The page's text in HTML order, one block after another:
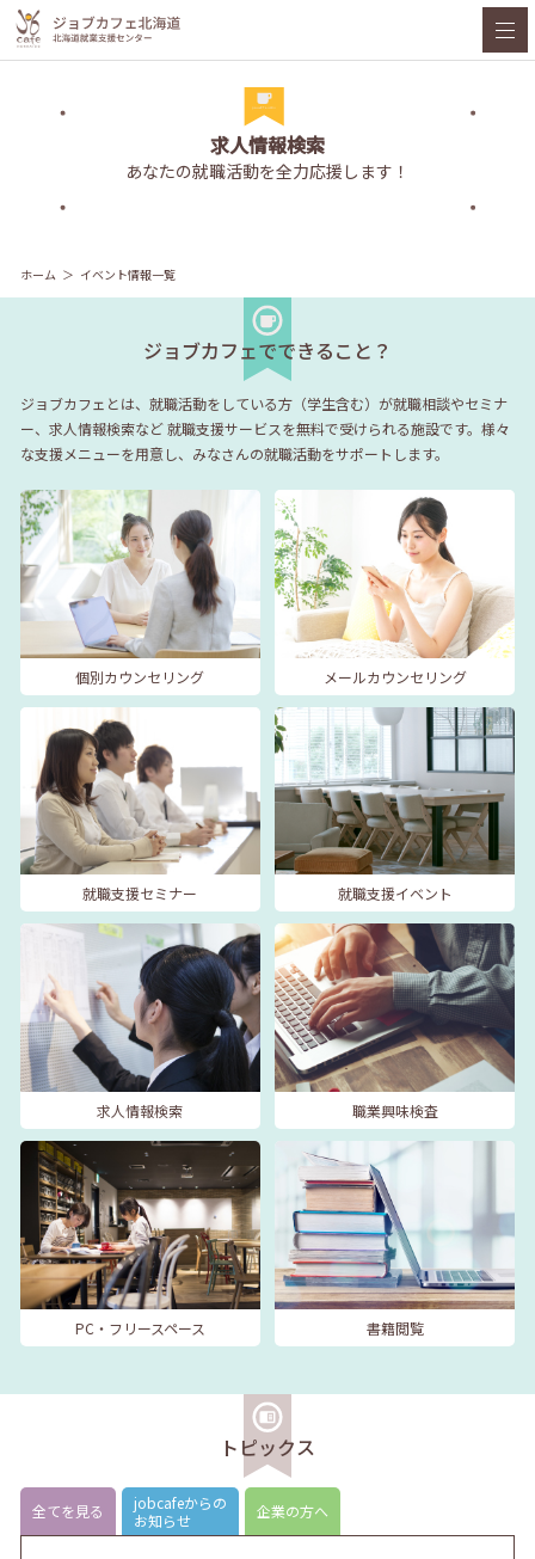
求人情報検索
あなたの就職活動を全力応援します！
ホーム イベント情報一覧
ジョブカフェでできること？
ジョブカフェとは、就職活動をしている方（学生含む）が就職相談やセミナ
ー、求人情報検索など就職支援サービスを無料で受けられる施設です。様々
な支援メニューを用意し、みなさんの就職活動をサポートします。
個別カウンセリング メールカウンセリング
就職支援セミナー 就職支援イベント
求人情報検索 職業興味検査
PC・フリースペース 書籍閲覧
トピックス
全てを見る
jobcafeからの
お知らせ
企業の方へ